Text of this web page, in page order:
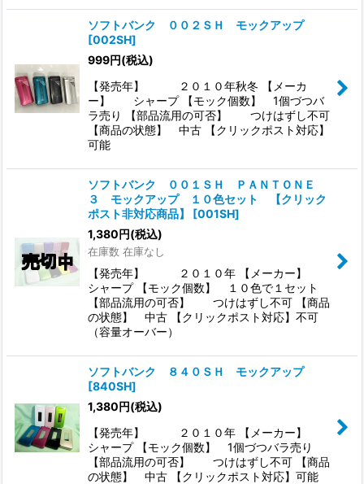
ソフトバンク ００２ＳＨ モックアップ
[002SH]
999円(税込)
【発売年】 ２０１０年秋冬 【メーカ
ー】 シャープ 【モック個数】 1個づつバ
ラ売り 【部品流用の可否】 つけはずし不可
【商品の状態】 中古 【クリックポスト対応】
可能
ソフトバンク ００１ＳＨ ＰＡＮＴＯＮＥ
３ モックアップ １０色セット 【クリック
ポスト非対応商品】
[001SH]
1,380円(税込)
在庫数 在庫なし
【発売年】 ２０１０年 【メーカー】
シャープ 【モック個数】 １０色で１セット
【部品流用の可否】 つけはずし不可 【商品
の状態】 中古 【クリックポスト対応】不可
（容量オーバー）
ソフトバンク ８４０ＳＨ モックアップ
[840SH]
1,380円(税込)
【発売年】 ２０１０年 【メーカー】
シャープ 【モック個数】 1個づつバラ売り
【部品流用の可否】 つけはずし不可 【商品
の状態】 中古 【クリックポスト対応】可能